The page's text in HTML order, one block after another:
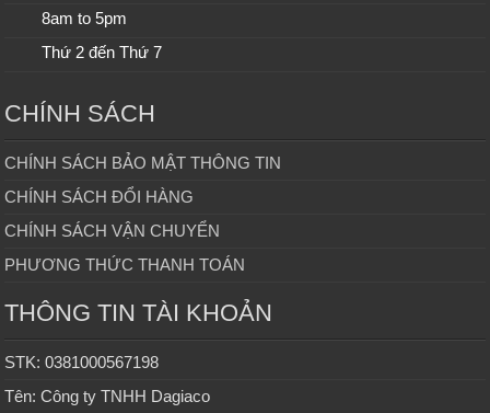
8am to 5pm
Thứ 2 đến Thứ 7
CHÍNH SÁCH
CHÍNH SÁCH BẢO MẬT THÔNG TIN
CHÍNH SÁCH ĐỔI HÀNG
CHÍNH SÁCH VẬN CHUYỂN
PHƯƠNG THỨC THANH TOÁN
THÔNG TIN TÀI KHOẢN
STK: 0381000567198
Tên: Công ty TNHH Dagiaco